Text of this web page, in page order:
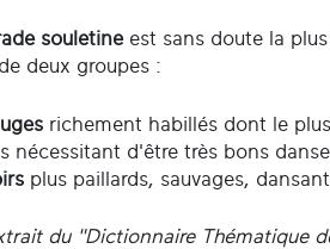
souletine est sans doute la
deux groupes :
richement habillés dont le
nécessitant d'être très bons
plus paillards, sauvages,
du "Dictionnaire Thématique